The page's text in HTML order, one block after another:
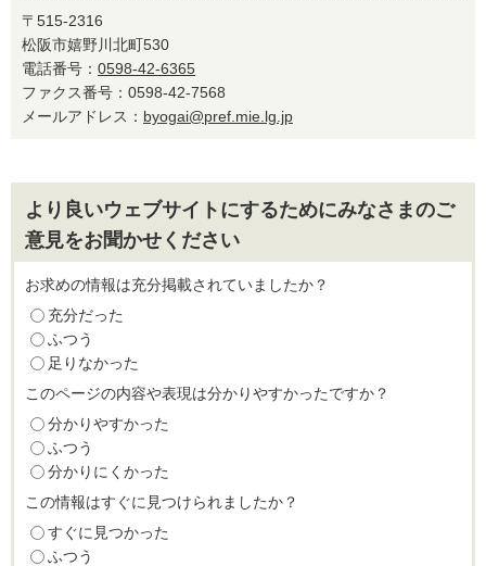
〒515-2316
松阪市嬉野川北町530
電話番号： 0598-42-6365
ファクス番号：0598-42-7568
メールアドレス： byogai@pref.mie.lg.jp
より良いウェブサイトにするためにみなさまのご
意見をお聞かせください
お求めの情報は充分掲載されていましたか？
充分だった
ふつう
足りなかった
このページの内容や表現は分かりやすかったですか？
分かりやすかった
ふつう
分かりにくかった
この情報はすぐに見つけられましたか？
すぐに見つかった
ふつう